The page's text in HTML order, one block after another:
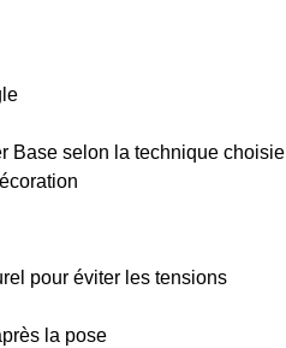
Base selon la technique choisie
pour éviter les tensions
la pose